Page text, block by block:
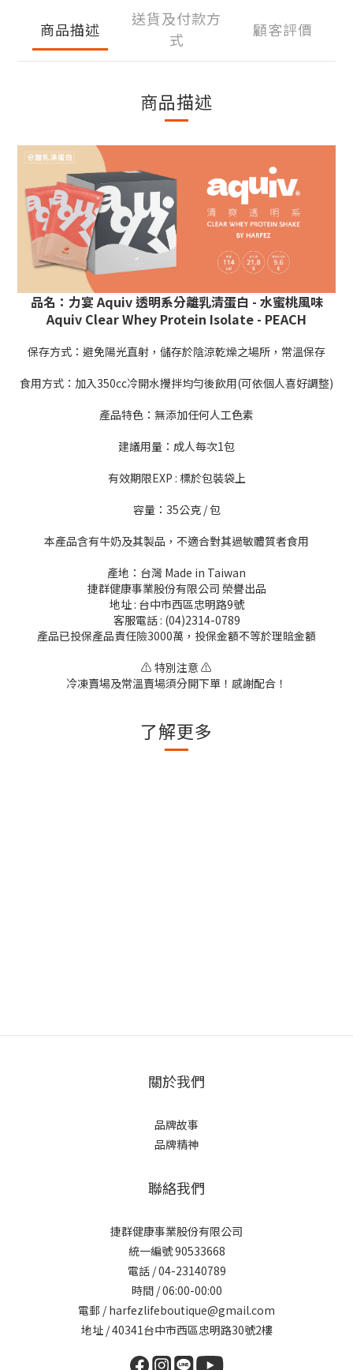
商品描述
送貨及付款方
式
顧客評價
商品描述
品名： 力宴 Aquiv 透明系分離乳清蛋白 - 水蜜桃風味
Aquiv Clear Whey Protein Isolate - PEACH
保存方式：避免陽光直射，儲存於陰涼乾燥之場所，常溫保存
食用方式：加入350cc冷開水攪拌均勻後飲用(可依個人喜好調整)
產品特色：無添加任何人工色素
建議用量：成人每次1包
有效期限EXP : 標於包裝袋上
容量：35公克 / 包
本產品含有牛奶及其製品，不適合對其過敏體質者食用
產地：台灣 Made in Taiwan
捷群健康事業股份有限公司 榮譽出品
地址 : 台中市西區忠明路9號
客服電話 : (04)2314-0789
產品已投保產品責任險3000萬，投保金額不等於理賠金額
⚠️ 特別注意 ⚠️
冷凍賣場及常溫賣場須分開下單！感謝配合！
了解更多
關於我們
品牌故事
品牌精神
聯絡我們
捷群健康事業股份有限公司
統一編號 90533668
電話 / 04-23140789
時間 / 06:00-00:00
電郵 / harfezlifeboutique@gmail.com
地址 / 40341台中市西區忠明路30號2樓